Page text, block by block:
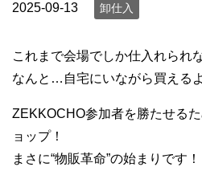
2025-09-13 卸仕入
これまで会場でしか仕入れられ
なんと…自宅にいながら買える
ZEKKOCHO参加者を勝たせる
ョップ！
まさに“物販革命”の始まりです！